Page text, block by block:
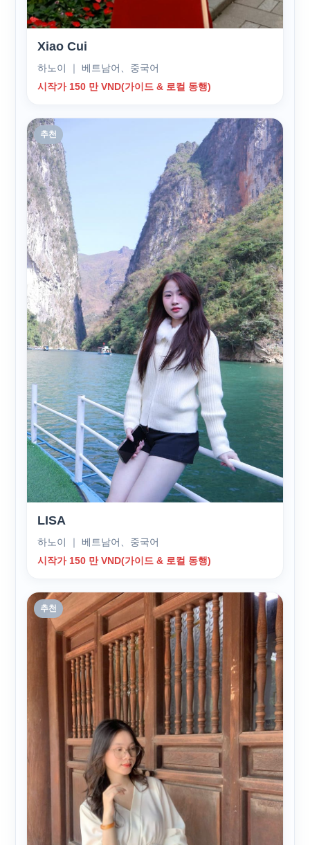
Xiao Cui
하노이 ｜ 베트남어、중국어
시작가 150 만 VND(가이드 & 로컬 동행)
추천
LISA
하노이 ｜ 베트남어、중국어
시작가 150 만 VND(가이드 & 로컬 동행)
추천